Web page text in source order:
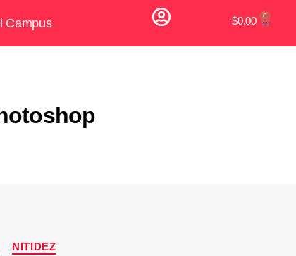
Campus $0,00
NITIDEZ